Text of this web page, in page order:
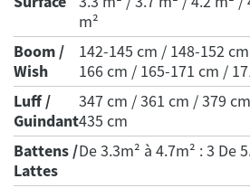
m²
Boom /
Wish
142-145 cm / 148-152
166 cm / 165-171 cm /
Luff /
Guindant
347 cm / 361 cm / 379
435 cm
Battens /
Lattes
De 3.3m² à 4.7m² : 3 De